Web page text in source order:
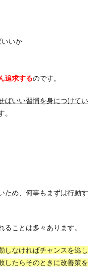
いか
追求するのです。
ばいい習慣を身につけてい
ため、何事もまずは行動す
ることは多々あります。
しなければチャンスを逃し
したらそのときに改善策を